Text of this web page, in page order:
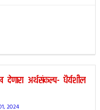
देणारा अर्थसंकल्प- धैर्यशील
2024